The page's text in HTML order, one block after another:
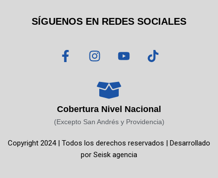
SÍGUENOS EN REDES SOCIALES
F
a
o
o
-
I
n
t
a
g
r
m
Y
o
b
e
T
i
k
Cobertura Nivel Nacional
(Excepto San Andrés y Providencia)
Copyright 2024 | Todos los derechos reservados | Desarrollado
por Seisk agencia